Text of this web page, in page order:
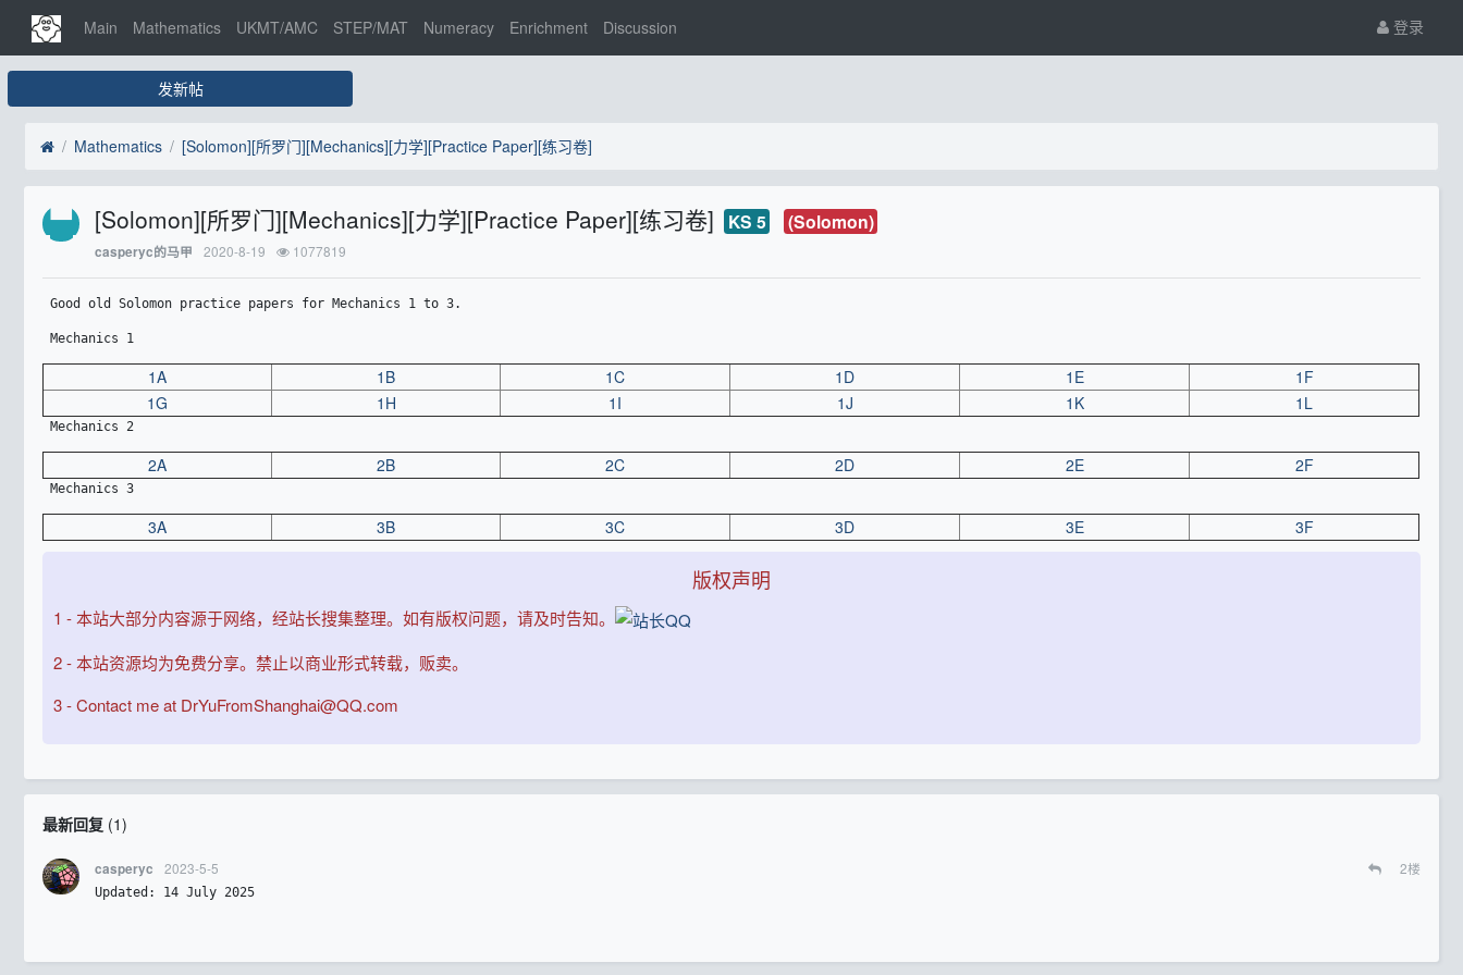
Main Mathematics UKMT/AMC STEP/MAT Numeracy Enrichment Discussion 登录
发新帖
Mathematics [Solomon][所罗门][Mechanics][力学][Practice Paper][练习卷]
[Solomon][所罗门][Mechanics][力学][Practice Paper][练习卷] KS 5 (Solomon)
casperyc的马甲 2020-8-19 1077819
Good old Solomon practice papers for Mechanics 1 to 3.
Mechanics 1
1A 1B 1C 1D 1E
1F
1G
1H 1I 1J 1K 1L
Mechanics 2
2A 2B 2C 2D 2E 2F
Mechanics 3
3A 3B 3C 3D 3E 3F
版权声明
1 - 本站大部分内容源于网络，经站长搜集整理。如有版权问题，请及时告知。
2 - 本站资源均为免费分享。禁止以商业形式转载，贩卖。
3 - Contact me at DrYuFromShanghai@QQ.com
最新回复 (1)
casperyc 2023-5-5 2楼
Updated: 14 July 2025